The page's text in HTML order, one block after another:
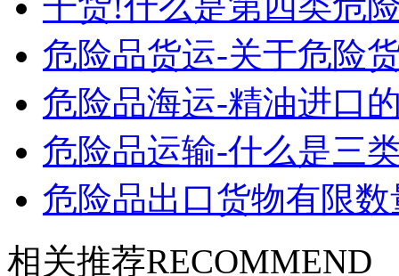
危险品货运-关于危险
危险品海运-精油进口
危险品运输-什么是三
危险品出口货物有限
相关推荐RECOMMEND